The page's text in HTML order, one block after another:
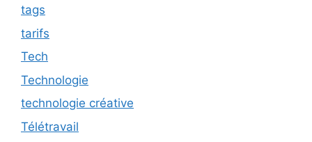
tags
tarifs
Tech
Technologie
technologie créative
Télétravail